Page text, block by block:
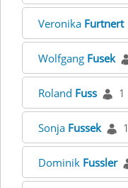
Veronika Furtnert
Wolfgang Fusek
Roland Fuss 1
Sonja Fussek 1
Dominik Fussler